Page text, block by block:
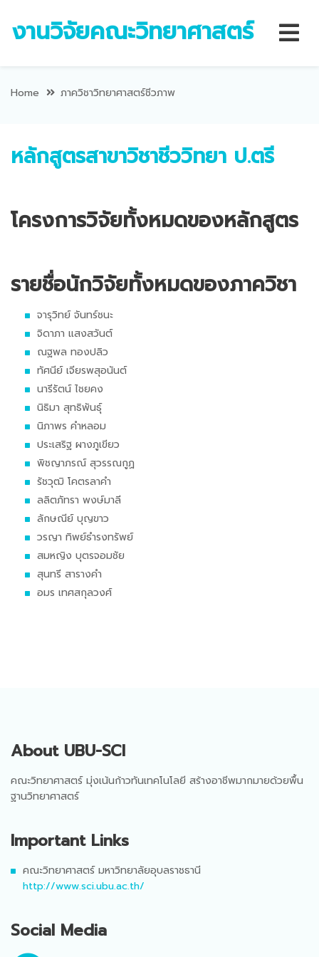
งานวิจัยคณะวิทยาศาสตร์
Home ภาควิชาวิทยาศาสตร์ชีวภาพ
หลักสูตรสาขาวิชาชีววิทยา ป.ตรี
โครงการวิจัยทั้งหมดของหลักสูตร
รายชื่อนักวิจัยทั้งหมดของภาควิชา
จารุวิทย์ จันทร์ชนะ
จิดาภา แสงสวันต์
ณฐพล ทองปลิว
ทัศนีย์ เจียรพสุอนันต์
นารีรัตน์ ไชยคง
นิธิมา สุทธิพันธุ์
นิภาพร คำหลอม
ประเสริฐ ผางภูเขียว
พิชญาภรณ์ สุวรรณกูฏ
รัชวุฒิ โคตรลาคำ
ลลิตภัทรา พงษ์มาลี
ลักษณีย์ บุญขาว
วรญา ทิพย์ธำรงทรัพย์
สมหญิง บุตรจอมชัย
สุนทรี สารางคำ
อมร เทศสกุลวงศ์
About UBU-SCI
คณะวิทยาศาสตร์ มุ่งเน้นก้าวทันเทคโนโลยี สร้างอาชีพมากมายด้วยพื้น
ฐานวิทยาศาสตร์
Important Links
คณะวิทยาศาสตร์ มหาวิทยาลัยอุบลราชธานี
http://www.sci.ubu.ac.th/
Social Media